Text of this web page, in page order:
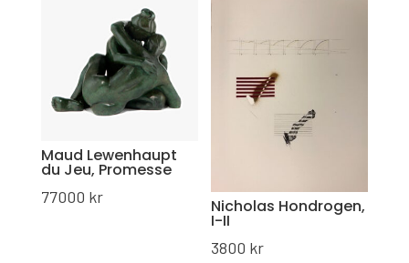
Maud Lewenhaupt
du Jeu, Promesse
77000 kr Nicholas Hondrogen,
I-II
3800 kr